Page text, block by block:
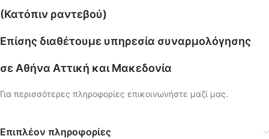
(Κατόπιν ραντεβού)
Επίσης διαθέτουμε υπηρεσία συναρμολόγησης
σε Αθήνα Αττική και Μακεδονία
Για περισσότερες πληροφορίες επικοινωνήστε μαζί μας.
Επιπλέον πληροφορίες